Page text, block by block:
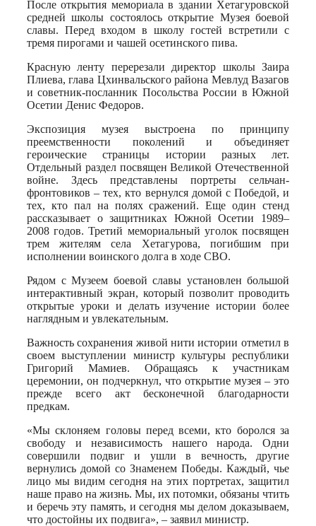
После открытия мемориала в здании Хетагуровской
средней школы состоялось открытие Музея боевой
славы. Перед входом в школу гостей встретили с
тремя пирогами и чашей осетинского пива.
Красную ленту перерезали директор школы Заира
Плиева, глава Цхинвальского района Мевлуд Вазагов
и советник-посланник Посольства России в Южной
Осетии Денис Федоров.
Экспозиция музея выстроена по принципу
преемственности поколений и объединяет
героические страницы истории разных лет.
Отдельный раздел посвящен Великой Отечественной
войне. Здесь представлены портреты сельчан-
фронтовиков – тех, кто вернулся домой с Победой, и
тех, кто пал на полях сражений. Еще один стенд
рассказывает о защитниках Южной Осетии 1989–
2008 годов. Третий мемориальный уголок посвящен
трем жителям села Хетагурова, погибшим при
исполнении воинского долга в ходе СВО.
Рядом с Музеем боевой славы установлен большой
интерактивный экран, который позволит проводить
открытые уроки и делать изучение истории более
наглядным и увлекательным.
Важность сохранения живой нити истории отметил в
своем выступлении министр культуры республики
Григорий Мамиев. Обращаясь к участникам
церемонии, он подчеркнул, что открытие музея – это
прежде всего акт бесконечной благодарности
предкам.
«Мы склоняем головы перед всеми, кто боролся за
свободу и независимость нашего народа. Одни
совершили подвиг и ушли в вечность, другие
вернулись домой со Знаменем Победы. Каждый, чье
лицо мы видим сегодня на этих портретах, защитил
наше право на жизнь. Мы, их потомки, обязаны чтить
и беречь эту память, и сегодня мы делом доказываем,
что достойны их подвига», – заявил министр.